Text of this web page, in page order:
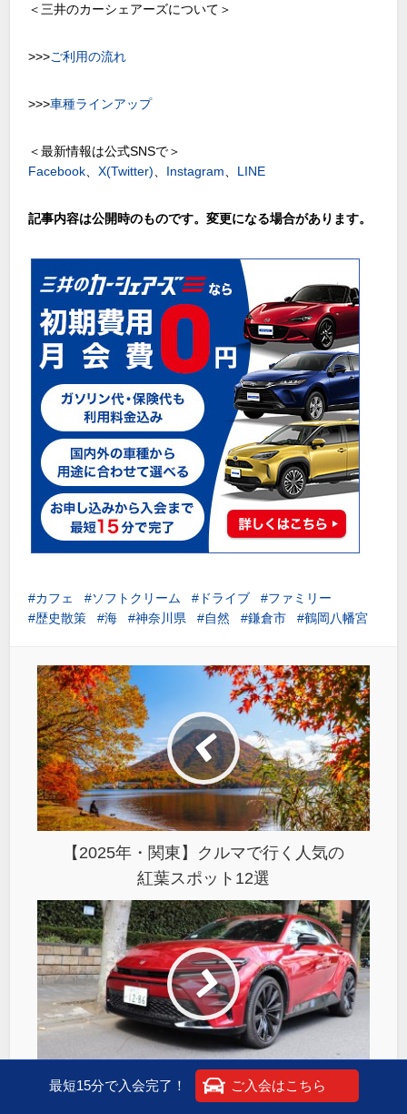
＜三井のカーシェアーズについて＞
>>>ご利用の流れ
>>>車種ラインアップ
＜最新情報は公式SNSで＞
Facebook 、X(Twitter) Instagram LINE
記事内容は公開時のものです。変更になる場合があります。
カフェ ソフトクリーム ドライブ
ファミリー
歴史散策
海 神奈川県 自然 鎌倉市 鶴岡八幡宮
【2025年・関東】クルマで行く人気の
紅葉スポット12選
「クラウン スポーツ HYBRID」まるで
最短15分で入会完了！ ご入会はこちら